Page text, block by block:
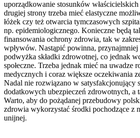
uporządkowanie stosunków
drugiej strony trzeba mieć elastyczne
łóżek czy też otwarcia tymczasowych
np. epidemiologicznego. Konieczne będą
finansowania ochrony zdrowia, tak w
wpływów. Nastąpić powinna, przynajmniej
podwyżka składki zdrowotnej, co jednak
społeczne. Trzeba jednak mieć na uwadze
medycznych i coraz większe oczekiwania
Nadal nie rozwiązano w satysfakcjonujący
dodatkowych ubezpieczeń zdrowotnych, a
Warto, aby do pożądanej przebudowy
zdrowia wykorzystać środki pochodzące z
unijnej.